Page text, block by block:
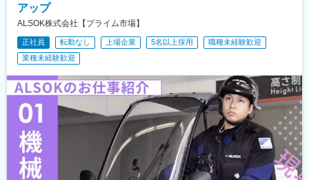
塚駅、新高島駅、みなとみらい駅、新横浜駅、仲町台駅、昭和
駅、向河原駅、宮崎台駅、梶が谷駅、向ケ丘遊園駅、新川崎駅、
川崎駅、ＹＲＰ野比駅、愛甲石田駅、さがみ野駅、さいたま新都
心駅、与野駅、朝霞台駅、航空公園駅、獨協大学前駅、草加駅、
和光市駅、市役所前駅(千葉県)、西登戸駅、海浜幕張駅、柏の葉キ
ャンパス駅、千葉ニュータウン中央駅、東我孫子駅、浦安駅(千葉
県)、新宿駅、溜池山王駅、二重橋前駅、淡路町駅、小川町駅(東京
都)、桜田門駅、赤坂見附駅、九段下駅、半蔵門駅、新御茶ノ水
駅、日本橋駅(東京都)、宝町駅(東京都)、三越前駅、馬喰横山駅、
芝公園駅、御成門駅、外苑前駅、曙橋駅、新宿駅(東京メトロ)、西
新宿駅、新大久保駅、国立競技場駅、後楽園駅、護国寺駅、清澄
白河駅、亀戸水神駅、新馬場駅、明治神宮前駅、北参道駅、東池
袋駅、巣鴨新田駅、池袋駅、羽田空港第１・第２ターミナル駅(京
急)、洗足池駅、二子新地駅、京成上野駅、祐天寺駅、白糸台駅、
アップ
ALSOK株式会社【プライム市場】
正社員 転勤なし 上場企業 5名以上採用
職種未経験歓迎
業種未経験歓迎